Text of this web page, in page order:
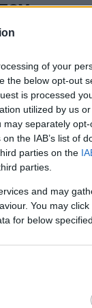
of your
the below opt-out
is processed
utilized by us
may separately
the IAB’s list of
parties on the
parties.
and may
You may
for below
ήρωα
-